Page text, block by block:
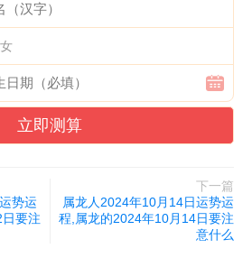
的提升也需要在工作和职业生涯方面付
通过努力工作,提高自己的能力和价值,才
。
康运势：
的工作状态。
要注意饮食和作息的规律。合理的饮食
女
立即测算
势运
要注
下一篇
属龙人2024年10月14日运势运
程,属龙的2024年10月14日要注
意什么